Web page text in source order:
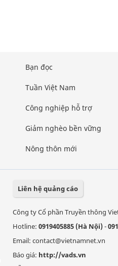
Bạn đọc
Tuần Việt Nam
Công nghiệp hỗ trợ
Giảm nghèo bền vững
Nông thôn mới
Liên hệ quảng cáo
Công ty Cổ phần Truyền thông
Hotline: 0919405885 (Hà Nội)-
Email: contact@vietnamnet.vn
Báo giá: http://vads.vn